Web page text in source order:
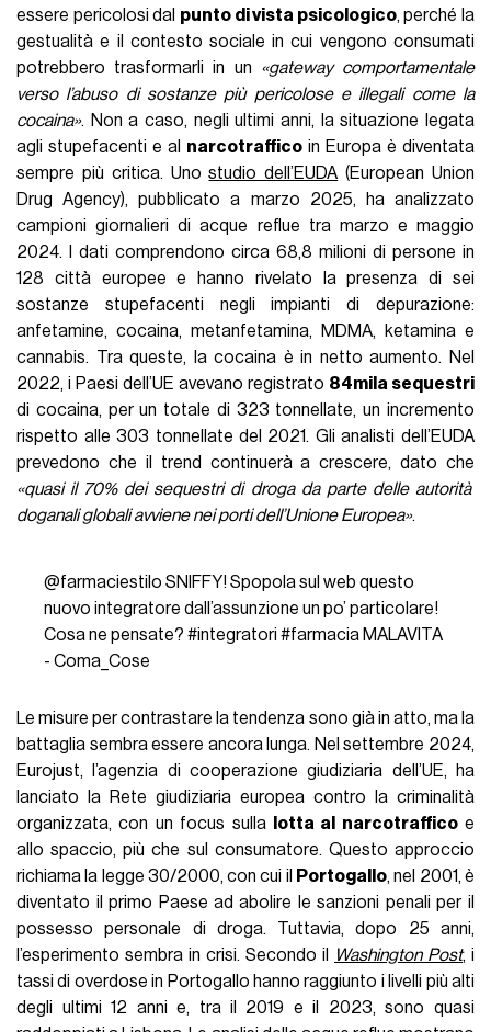
essere pericolosi dal punto di vista psicologico, perché la
gestualità e il contesto sociale in cui vengono consumati
potrebbero trasformarli in un «gateway comportamentale
verso l’abuso di sostanze più pericolose e illegali come la
cocaina». Non a caso, negli ultimi anni, la situazione legata
agli stupefacenti e al narcotraffico in Europa è diventata
sempre più critica. Unostudio dell’EUDA (European Union
Drug Agency), pubblicato a marzo 2025, ha analizzato
campioni giornalieri di acque reflue tra marzo e maggio
2024. I dati comprendono circa 68,8 milioni di persone in
128 città europee e hanno rivelato la presenza di sei
sostanze stupefacenti negli impianti di depurazione:
anfetamine, cocaina, metanfetamina, MDMA, ketamina e
cannabis. Tra queste, la cocaina è in netto aumento. Nel
2022, i Paesi dell’UE avevano registrato 84mila sequestri
di cocaina, per un totale di 323 tonnellate, un incremento
rispetto alle 303 tonnellate del 2021. Gli analisti dell’EUDA
prevedono che il trend continuerà a crescere, dato che
«quasi il 70% dei sequestri di droga da parte delle autorità
doganali globali avviene nei porti dell’Unione Europea».
@farmaciestilo SNIFFY! Spopola sul web questo
nuovo integratore dall’assunzione un po’ particolare!
Cosa ne pensate? #integratori #farmacia MALAVITA
- Coma_Cose
Le misure per contrastare la tendenza sono già in atto, ma la
battaglia sembra essere ancora lunga. Nel settembre 2024,
Eurojust, l’agenzia di cooperazione giudiziaria dell’UE, ha
lanciato la Rete giudiziaria europea contro la criminalità
organizzata, con un focus sulla
lotta al narcotrafficoe
allo spaccio, più che sul consumatore. Questo approccio
richiama la legge 30/2000, con cui il
Portogallo, nel 2001, è
diventato il primo Paese ad abolire le sanzioni penali per il
possesso personale di droga. Tuttavia, dopo 25 anni,
l’esperimento sembra in crisi. Secondo il
Washington Post, i
tassi di overdose in Portogallo hanno raggiunto i livelli più alti
degli ultimi 12 anni e, tra il 2019 e il 2023, sono quasi